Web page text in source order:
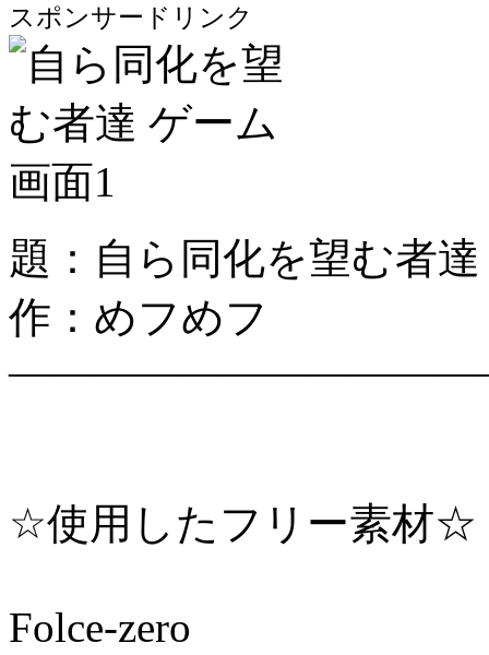
スポンサードリンク
題：自ら同化を望む者達
作：めフめフ
☆使用したフリー素材☆
Folce-zero